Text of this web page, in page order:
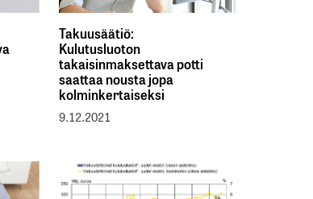
Takuusäätiö:
Kulutusluoton
takaisinmaksettava potti
saattaa nousta jopa
kolminkertaiseksi
9.12.2021